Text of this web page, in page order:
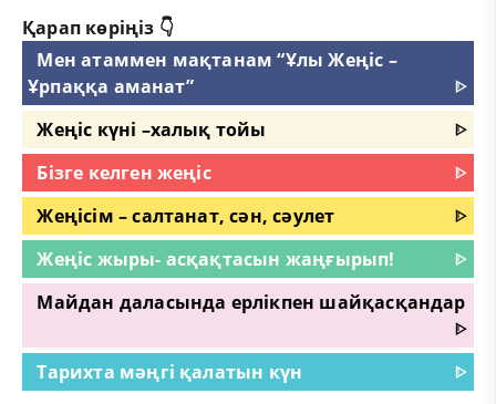
Қарап көріңіз 👇
Мен атаммен мақтанам “Ұлы Жеңіс –
Ұрпаққа аманат”
ᐈ
Жеңіс күні –халық тойы
ᐈ
Бізге келген жеңіс
ᐈ
Жеңісім – салтанат, сән, сәулет
ᐈ
Жеңіс жыры- асқақтасын жаңғырып!
ᐈ
Майдан даласында ерлікпен шайқасқандар
ᐈ
Тарихта мәңгі қалатын күн
ᐈ